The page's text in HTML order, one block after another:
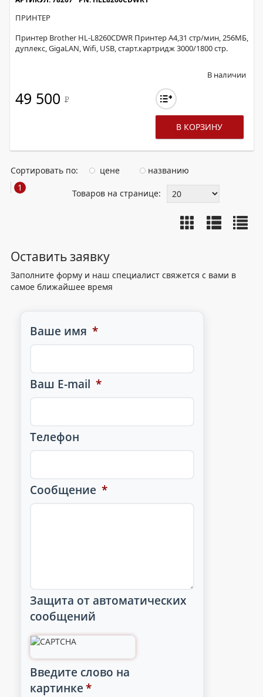
ПРИНТЕР
Принтер Brother HL-L8260CDWR Принтер A4,31 стр/мин, 256МБ,
дуплекс, GigaLAN, Wifi, USB, старт.картридж 3000/1800 стр.
В наличии
49 500 Р
В КОРЗИНУ
Сортировать по: цене
названию
1
Товаров на странице:
Оставить заявку
Заполните форму и наш специалист свяжется с вами в
самое ближайшее время
Ваше имя *
Ваш E-mail *
Телефон
Сообщение *
Защита от автоматических
сообщений
Введите слово на
картинке *